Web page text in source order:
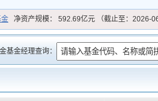
金 净资产规模： 592.69亿元 （截止至：2026-
基金经理查询：